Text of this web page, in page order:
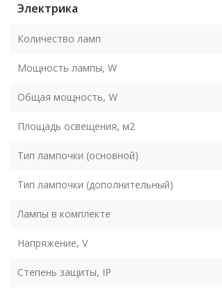
Электрика
Количество ламп
Мощность лампы, W
Общая мощность, W
Площадь освещения, м2
Тип лампочки (основной)
Тип лампочки (дополнительный)
Лампы в комплекте
Напряжение, V
Степень защиты, IP